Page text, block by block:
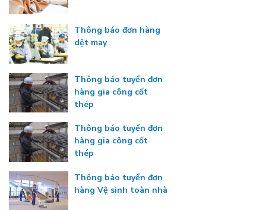
Thông báo đơn hàng
dệt may
Thông báo tuyển đơn
hàng gia công cốt
thép
Thông báo tuyển đơn
hàng gia công cốt
thép
Thông báo tuyển đơn
hàng Vệ sinh toàn nhà